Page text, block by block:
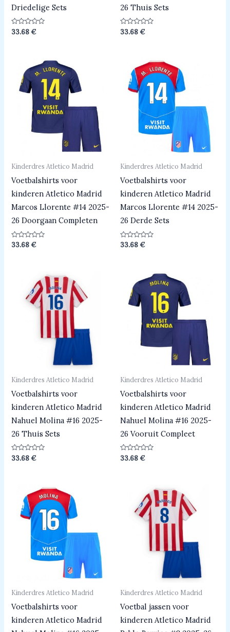
Driedelige Sets
Beoordeeld
0
33.68€
26 Thuis Sets
Beoordeeld
0
33.68€
Kinderdres Atletico Madrid
Voetbalshirts voor
kinderen Atletico Madrid
Marcos Llorente #14 2025-
26 Doorgaan Completen
Beoordeeld
33.68€
Kinderdres Atletico Madrid
Voetbalshirts voor
kinderen Atletico Madrid
Marcos Llorente #14 2025-
26 Derde Sets
Beoordeeld
33.68€
Kinderdres Atletico Madrid
Voetbalshirts voor
kinderen Atletico Madrid
Nahuel Molina #16 2025-
26 Thuis Sets
Beoordeeld
0
33.68€
Kinderdres Atletico Madrid
Voetbalshirts voor
kinderen Atletico Madrid
Nahuel Molina #16 2025-
26 Vooruit Compleet
Beoordeeld
0
33.68€
Kinderdres Atletico Madrid
Voetbalshirts voor
kinderen Atletico Madrid
Kinderdres Atletico Madrid
Voetbal jassen voor
kinderen Atletico Madrid